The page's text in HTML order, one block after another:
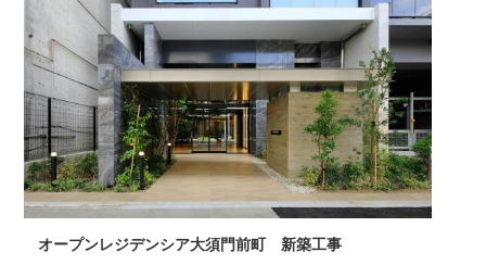
オープンレジデンシア大須門前町 新築工事